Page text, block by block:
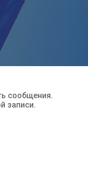
сообщения.
записи.